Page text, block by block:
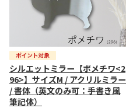
シルエットミラー【ポメチワ<2
96>】サイズM / アクリルミラー
/ 書体（英文のみ可：手書き風
筆記体）